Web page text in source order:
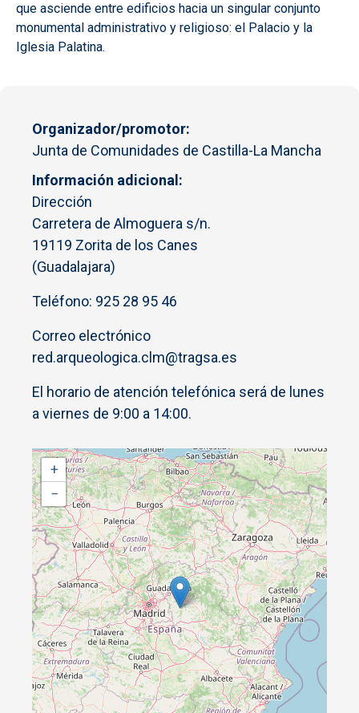
que asciende entre edificios hacia un singular conjunto
monumental administrativo y religioso: el Palacio y la
Iglesia Palatina.
Organizador/promotor
Junta de Comunidades de Castilla-La Mancha
Información adicional
Dirección
Carretera de Almoguera s/n.
19119 Zorita de los Canes
(Guadalajara)
Teléfono: 925 28 95 46
Correo electrónico
red.arqueologica.clm@tragsa.es
El horario de atención telefónica será de lunes
a viernes de 9:00 a 14:00.
+
−